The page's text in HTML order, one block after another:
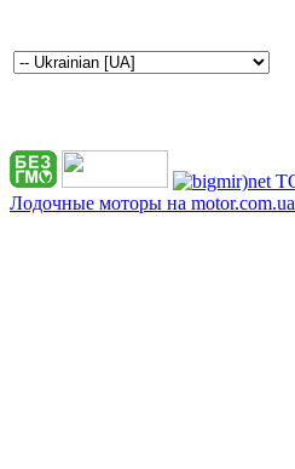
Лодочные моторы на motor.com.ua